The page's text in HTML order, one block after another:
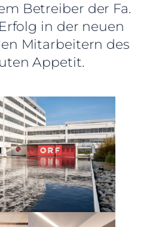
Betreiber der Fa.
in der neuen
Mitarbeitern des
Appetit.